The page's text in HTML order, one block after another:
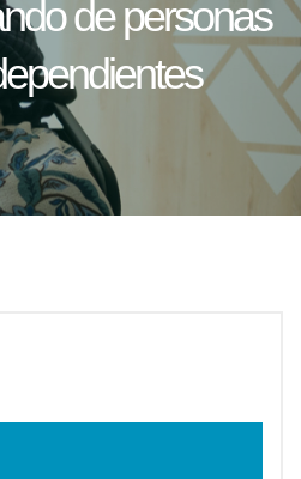
de personas